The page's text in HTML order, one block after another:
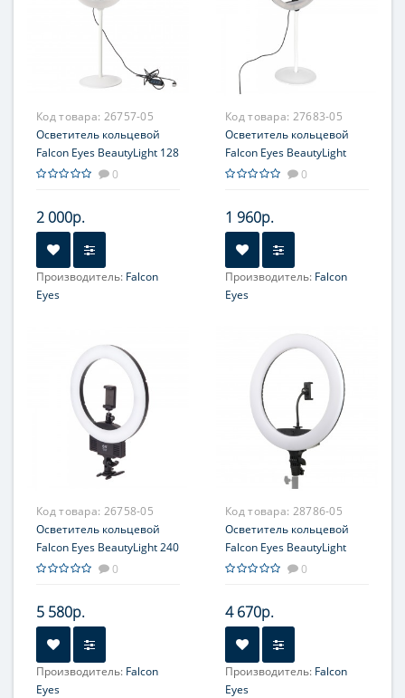
Код товара: 26757-05
Осветитель кольцевой
Falcon Eyes BeautyLight 128
LED
0
2 000р.
Производитель: Falcon
Eyes
Код товара: 27683-05
Осветитель кольцевой
Falcon Eyes BeautyLight
128B LED
0
1 960р.
Производитель: Falcon
Eyes
Код товара: 26758-05
Осветитель кольцевой
Falcon Eyes BeautyLight 240
LED
0
5 580р.
Производитель: Falcon
Eyes
Код товара: 28786-05
Осветитель кольцевой
Falcon Eyes BeautyLight
450R LED
0
4 670р.
Производитель: Falcon
Eyes